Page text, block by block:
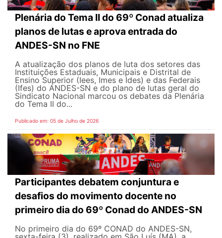
Plenária do Tema II do 69º Conad atualiza
planos de lutas e aprova entrada do
ANDES-SN no FNE
A atualização dos planos de luta dos setores das
Instituições Estaduais, Municipais e Distrital de
Ensino Superior (Iees, Imes e Ides) e das Federais
(Ifes) do ANDES-SN e do plano de lutas geral do
Sindicato Nacional marcou os debates da Plenária
do Tema II do...
Publicado em: 05 de Julho de 2026
Participantes debatem conjuntura e
desafios do movimento docente no
primeiro dia do 69º Conad do ANDES-SN
No primeiro dia do 69º CONAD do ANDES-SN,